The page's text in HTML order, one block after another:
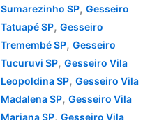
Sumarezinho SP, Gesseiro
Tatuapé SP, Gesseiro
Tremembé SP, Gesseiro
Tucuruvi SP, Gesseiro Vila
Leopoldina SP, Gesseiro Vila
Madalena SP, Gesseiro Vila
Mariana SP, Gesseiro Vila